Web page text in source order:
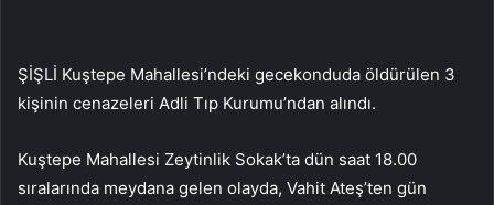
ŞİŞLİ Kuştepe Mahallesi’ndeki gecekonduda öldürülen 3
kişinin cenazeleri Adli Tıp Kurumu’ndan alındı.
Kuştepe Mahallesi Zeytinlik Sokak’ta dün saat 18.00
sıralarında meydana gelen olayda, Vahit Ateş’ten gün